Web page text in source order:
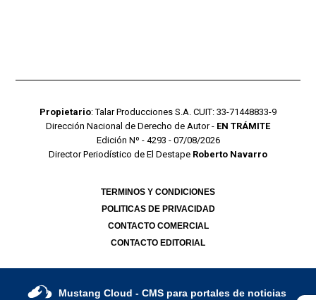
Propietario: Talar Producciones S.A. CUIT: 33-71448833-9
Dirección Nacional de Derecho de Autor - EN TRÁMITE
Edición Nº - 4293 - 07/08/2026
Director Periodístico de El Destape Roberto Navarro
TERMINOS Y CONDICIONES
POLITICAS DE PRIVACIDAD
CONTACTO COMERCIAL
CONTACTO EDITORIAL
Mustang Cloud - CMS para portales de noticias